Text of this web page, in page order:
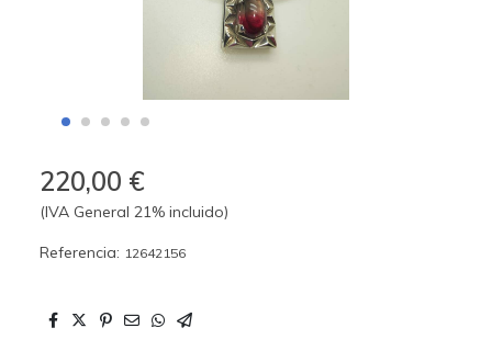
220,00 €
(IVA General 21% incluido)
Referencia: 12642156